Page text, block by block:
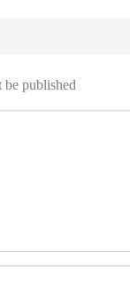
published.